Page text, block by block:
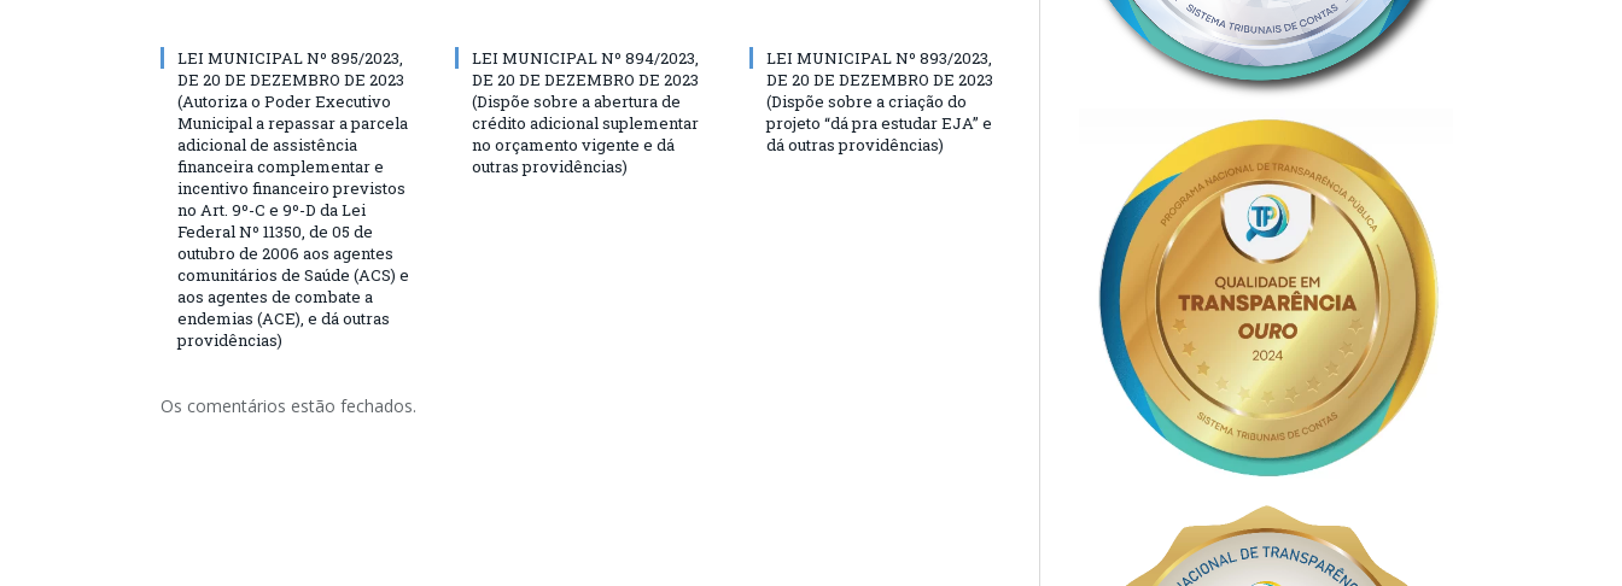
LEI MUNICIPAL Nº 895/2023,
DE 20 DE DEZEMBRO DE 2023
(Autoriza o Poder Executivo
Municipal a repassar a parcela
adicional de assistência
financeira complementar e
incentivo financeiro previstos
no Art. 9º-C e 9º-D da Lei
Federal Nº 11350, de 05 de
outubro de 2006 aos agentes
comunitários de Saúde (ACS) e
aos agentes de combate a
endemias (ACE), e dá outras
providências)
LEI MUNICIPAL Nº 894/2023,
DE 20 DE DEZEMBRO DE 2023
(Dispõe sobre a abertura de
crédito adicional suplementar
no orçamento vigente e dá
outras providências)
LEI MUNICIPAL Nº 893/2023,
DE 20 DE DEZEMBRO DE 2023
(Dispõe sobre a criação do
projeto “dá pra estudar EJA” e
dá outras providências)
Os comentários estão fechados.